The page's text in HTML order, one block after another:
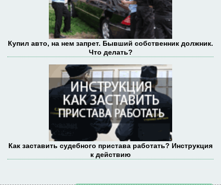
Купил авто, на нем запрет. Бывший собственник должник.
Что делать?
Как заставить судебного пристава работать? Инструкция
к действию